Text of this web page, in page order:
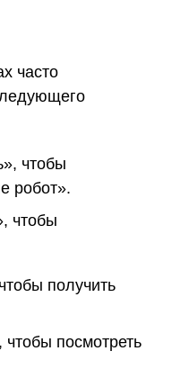
часто
чтобы
робот».
чтобы
получить
посмотреть